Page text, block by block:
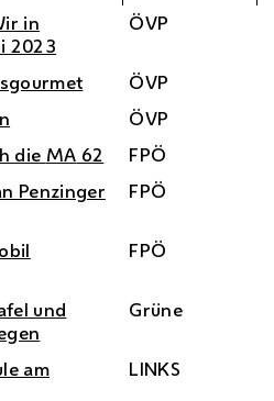
in
2023
ÖVP
ÖVP
ÖVP
die MA 62
FPÖ
Penzinger
FPÖ
FPÖ
und
Grüne
am
LINKS